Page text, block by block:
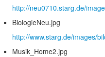
http://neu0710.starg.de/
BiologieNeu.jpg
http://www.starg.de/images/
Musik_Home2.jpg